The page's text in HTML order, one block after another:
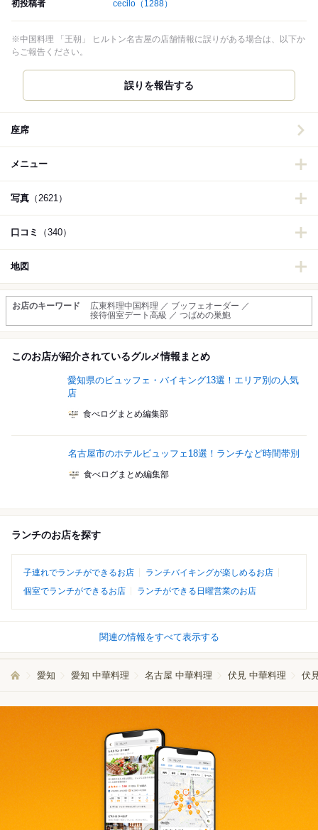
初投稿者 cecilo （1288）
※中国料理 「王朝」 ヒルトン名古屋の店舗情報に誤りがある場合は、以下か
らご報告ください。
誤りを報告する
座席
メニュー
写真 （2621）
口コミ （340）
地図
お店のキーワード
広東料理中国料理 ／ ブッフェオーダー ／
接待個室デート高級 ／ つばめの巣鮑
このお店が紹介されているグルメ情報まとめ
愛知県のビュッフェ・バイキング13選！エリア別の人気
店
食べログまとめ編集部
名古屋市のホテルビュッフェ18選！ランチなど時間帯別
食べログまとめ編集部
ランチのお店を探す
子連れでランチができるお店
ランチバイキングが楽しめるお店
個室でランチができるお店
ランチができる日曜営業のお店
関連の情報をすべて表示する
愛知 愛知 中華料理 名古屋 中華料理 伏見 中華料理 伏